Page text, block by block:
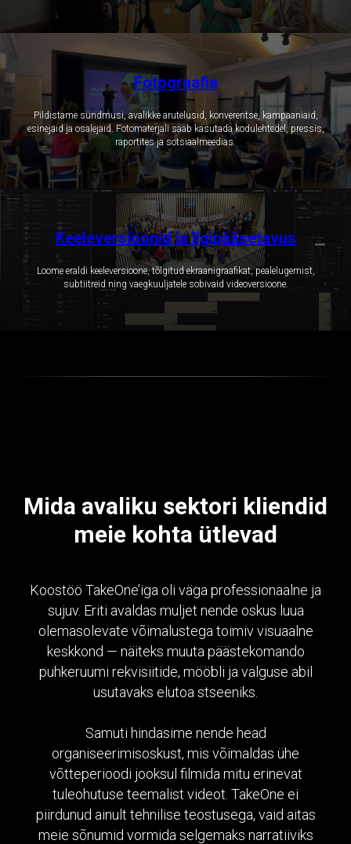
Fotograafia
Pildistame sündmusi, avalikke arutelusid, konverentse, kampaaniaid,
esinejaid ja osalejaid. Fotomaterjali saab kasutada kodulehtedel, pressis,
raportites ja sotsiaalmeedias.
Keeleversioonid ja ligipääsetavus
Loome eraldi keeleversioone, tõlgitud ekraanigraafikat, pealelugemist,
subtiitreid ning vaegkuuljatele sobivaid videoversioone.
Mida avaliku sektori kliendid
meie kohta ütlevad
Koostöö TakeOne’iga oli väga professionaalne ja
sujuv. Eriti avaldas muljet nende oskus luua
olemasolevate võimalustega toimiv visuaalne
keskkond — näiteks muuta päästekomando
puhkeruumi rekvisiitide, mööbli ja valguse abil
usutavaks elutoa stseeniks.
Samuti hindasime nende head
organiseerimisoskust, mis võimaldas ühe
võtteperioodi jooksul filmida mitu erinevat
tuleohutuse teemalist videot. TakeOne ei
piirdunud ainult tehnilise teostusega, vaid aitas
meie sõnumid vormida selgemaks narratiiviks